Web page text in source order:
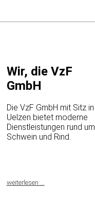
Wir, die VzF
GmbH
Die VzF GmbH mit Sitz in
Uelzen bietet moderne
Dienstleistungen rund um
Schwein und Rind.
weiterlesen ...